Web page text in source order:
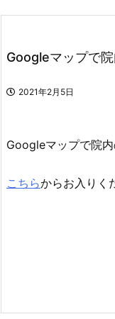
Googleマップで院
2021年2月5日
Googleマップで院内
こちらからお入りく